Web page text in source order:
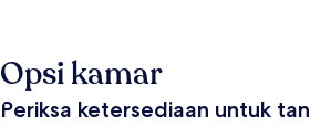
Opsi kamar
Periksa ketersediaan untuk